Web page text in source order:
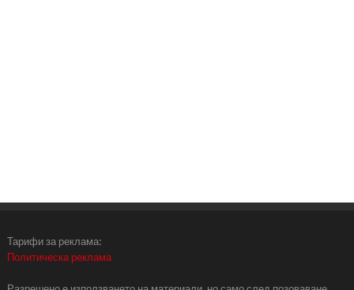
Тарифи за реклама:
Политическа реклама